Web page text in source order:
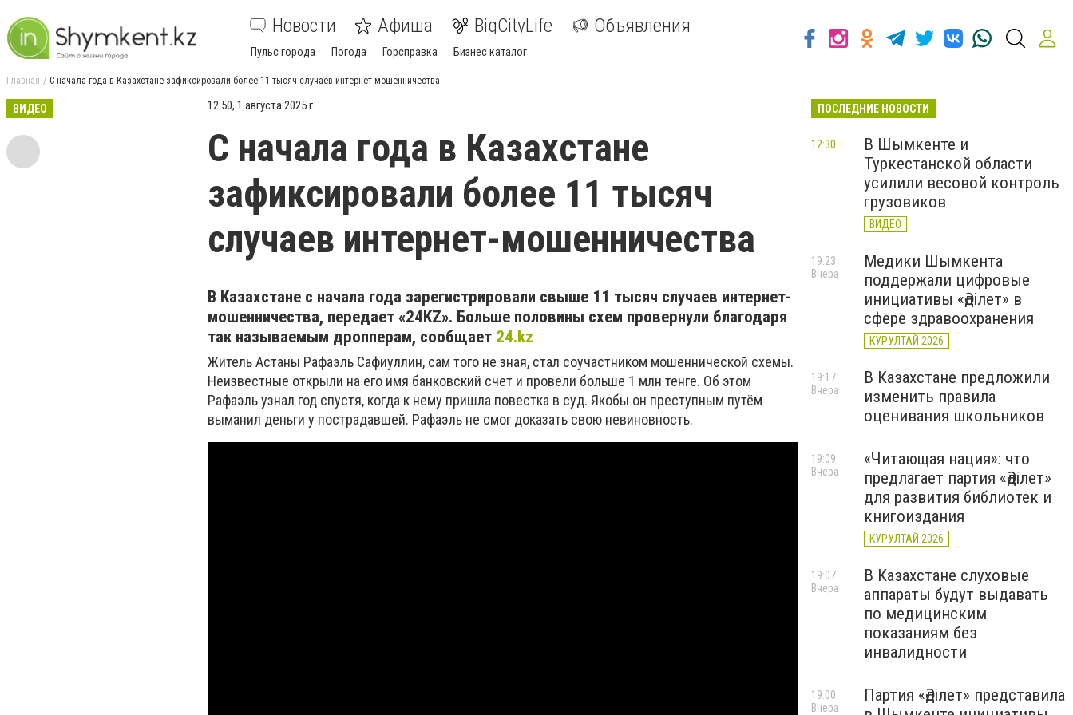
Новости Афиша BigCityLife Объявления
Пульс города Погода Горсправка Бизнес каталог
Главная С начала года в Казахстане зафиксировали более 11 тысяч случаев интернет-мошенничества
ВИДЕО 12:50, 1 августа 2025 г.
С начала года в Казахстане
зафиксировали более 11 тысяч
случаев интернет-мошенничества
В Казахстане с начала года зарегистрировали свыше 11 тысяч случаев интернет-
мошенничества, передает «24KZ». Больше половины схем провернули благодаря
так называемым дропперам, сообщает 24.kz
Житель Астаны Рафаэль Сафиуллин, сам того не зная, стал соучастником мошеннической схемы.
Неизвестные открыли на его имя банковский счет и провели больше 1 млн тенге. Об этом
Рафаэль узнал год спустя, когда к нему пришла повестка в суд. Якобы он преступным путём
выманил деньги у пострадавшей. Рафаэль не смог доказать свою невиновность.
ПОСЛЕДНИЕ НОВОСТИ
В Шымкенте и
Туркестанской области
усилили весовой контроль
грузовиков
ВИДЕО
12:30
Медики Шымкента
поддержали цифровые
инициативы «Әділет» в
сфере здравоохранения
КУРУЛТАЙ 2026
19:23
Вчера
В Казахстане предложили
изменить правила
оценивания школьников
19:17
Вчера
«Читающая нация»: что
предлагает партия «Әділет»
для развития библиотек и
книгоиздания
КУРУЛТАЙ 2026
19:09
Вчера
В Казахстане слуховые
аппараты будут выдавать
по медицинским
показаниям без
инвалидности
19:07
Вчера
Партия «Әділет» представила
19:00
Вчера